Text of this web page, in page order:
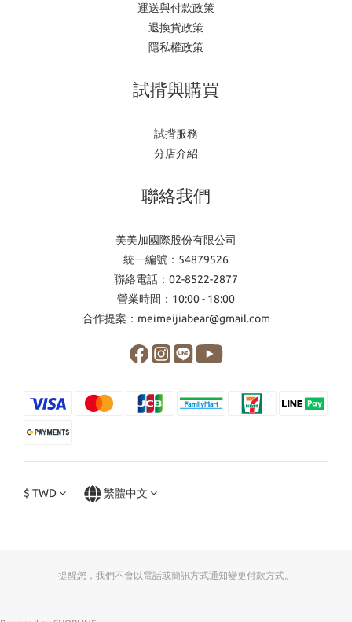
運送與付款政策
退換貨政策
隱私權政策
試揹與購買
試揹服務
分店介紹
聯絡我們
美美加國際股份有限公司
統一編號：54879526
聯絡電話：02-8522-2877
營業時間：10:00 - 18:00
合作提案：meimeijiabear@gmail.com
$ TWD 繁體中文
提醒您，我們不會以電話或簡訊方式通知變更付款方式。